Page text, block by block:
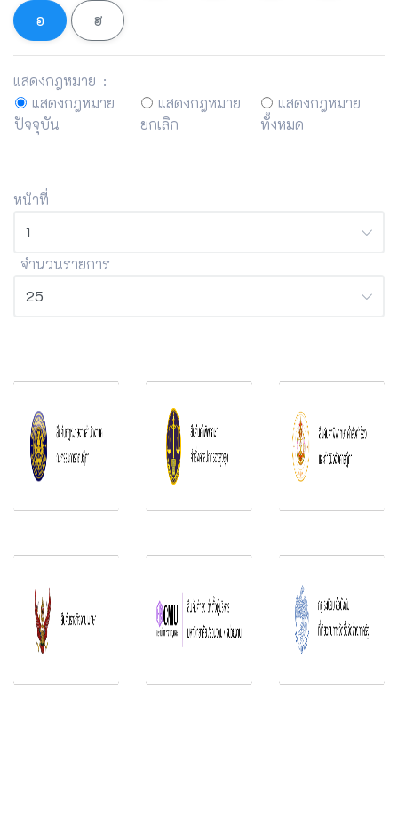
อ ฮ
แสดงกฎหมาย :
แสดงกฎหมาย
ปัจจุบัน
แสดงกฎหมาย
ยกเลิก
แสดงกฎหมาย
ทั้งหมด
หน้าที่
จำนวนรายการ